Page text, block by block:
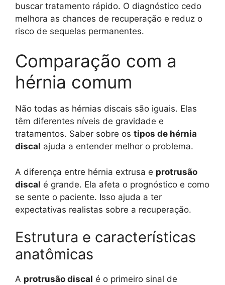
buscar tratamento rápido. O diagnóstico cedo
melhora as chances de recuperação e reduz o
risco de sequelas permanentes.
Comparação com a
hérnia comum
Não todas as hérnias discais são iguais. Elas
têm diferentes níveis de gravidade e
tratamentos. Saber sobre os tipos de hérnia
discal ajuda a entender melhor o problema.
A diferença entre hérnia extrusa e protrusão
discal é grande. Ela afeta o prognóstico e como
se sente o paciente. Isso ajuda a ter
expectativas realistas sobre a recuperação.
Estrutura e características
anatômicas
A protrusão discal é o primeiro sinal de